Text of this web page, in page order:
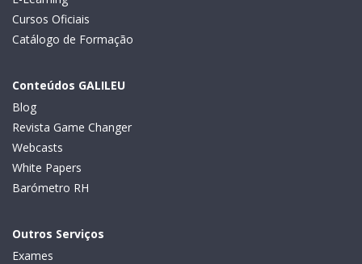
Cursos Oficiais
Catálogo de Formação
Conteúdos GALILEU
Blog
Revista Game Changer
Webcasts
White Papers
Barómetro RH
Outros Serviços
Exames